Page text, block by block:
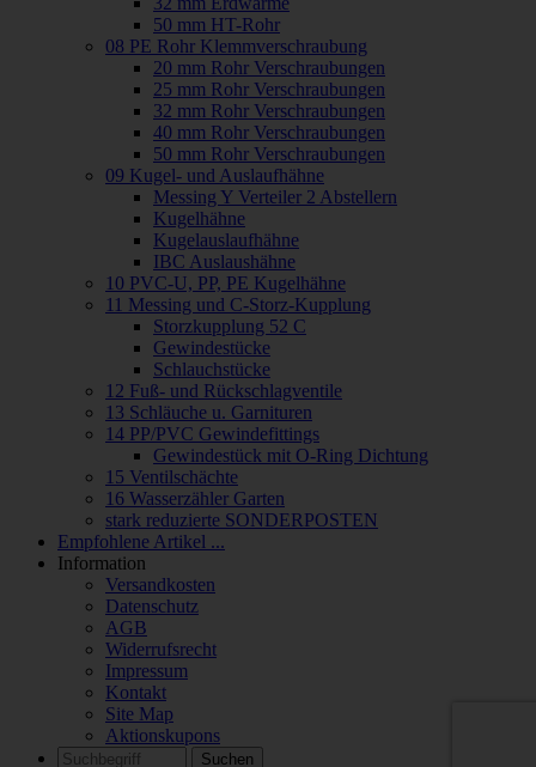
50 mm HT-Rohr
08 PE Rohr Klemmverschraubung
20 mm Rohr Verschraubungen
25 mm Rohr Verschraubungen
32 mm Rohr Verschraubungen
40 mm Rohr Verschraubungen
50 mm Rohr Verschraubungen
09 Kugel- und Auslaufhähne
Messing Y Verteiler 2 Abstellern
Kugelhähne
Kugelauslaufhähne
IBC Auslaushähne
10 PVC-U, PP, PE Kugelhähne
11 Messing und C-Storz-Kupplung
Storzkupplung 52 C
Gewindestücke
Schlauchstücke
12 Fuß- und Rückschlagventile
13 Schläuche u. Garnituren
14 PP/PVC Gewindefittings
Gewindestück mit O-Ring Dichtung
15 Ventilschächte
16 Wasserzähler Garten
stark reduzierte SONDERPOSTEN
Empfohlene Artikel ...
Information
Versandkosten
Datenschutz
AGB
Widerrufsrecht
Impressum
Kontakt
Site Map
Aktionskupons